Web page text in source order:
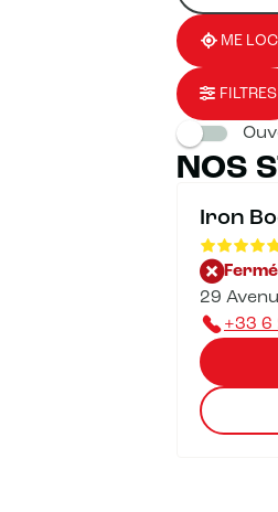
une
adresse
trouvé(s)
ME
FILTRES
NOS
Iron
Fermé
29
+33 6